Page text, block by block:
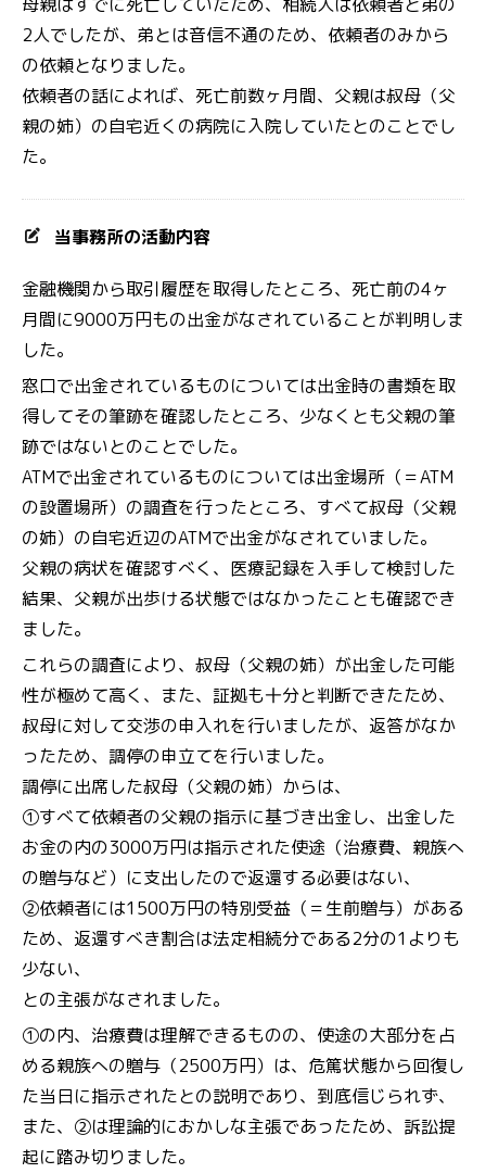
2人でしたが、弟とは音信不通のため、依頼者のみから
の依頼となりました。
依頼者の話によれば、死亡前数ヶ月間、父親は叔母（父
親の姉）の自宅近くの病院に入院していたとのことでし
た。
当事務所の活動内容
金融機関から取引履歴を取得したところ、死亡前の4ヶ
月間に9000万円もの出金がなされていることが判明しま
した。
窓口で出金されているものについては出金時の書類を取
得してその筆跡を確認したところ、少なくとも父親の筆
跡ではないとのことでした。
ATMで出金されているものについては出金場所（＝ATM
の設置場所）の調査を行ったところ、すべて叔母（父親
の姉）の自宅近辺のATMで出金がなされていました。
父親の病状を確認すべく、医療記録を入手して検討した
結果、父親が出歩ける状態ではなかったことも確認でき
ました。
これらの調査により、叔母（父親の姉）が出金した可能
性が極めて高く、また、証拠も十分と判断できたため、
叔母に対して交渉の申入れを行いましたが、返答がなか
ったため、調停の申立てを行いました。
調停に出席した叔母（父親の姉）からは、
①すべて依頼者の父親の指示に基づき出金し、出金した
お金の内の3000万円は指示された使途（治療費、親族へ
の贈与など）に支出したので返還する必要はない、
②依頼者には1500万円の特別受益（＝生前贈与）がある
ため、返還すべき割合は法定相続分である2分の1よりも
少ない、
との主張がなされました。
①の内、治療費は理解できるものの、使途の大部分を占
める親族への贈与（2500万円）は、危篤状態から回復し
た当日に指示されたとの説明であり、到底信じられず、
また、②は理論的におかしな主張であったため、訴訟提
起に踏み切りました。